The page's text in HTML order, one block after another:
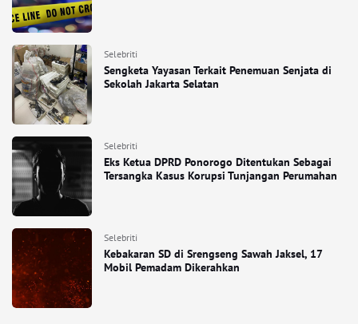
Selebriti
Sengketa Yayasan Terkait Penemuan Senjata di
Sekolah Jakarta Selatan
Selebriti
Eks Ketua DPRD Ponorogo Ditentukan Sebagai
Tersangka Kasus Korupsi Tunjangan Perumahan
Selebriti
Kebakaran SD di Srengseng Sawah Jaksel, 17
Mobil Pemadam Dikerahkan